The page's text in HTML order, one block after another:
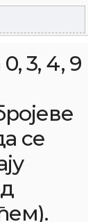
3, 4, 9
се